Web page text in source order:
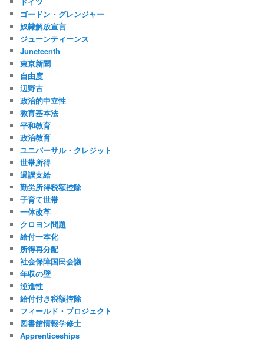
ゴードン・グレンジャー
奴隷解放宣言
ジューンティーンス
Juneteenth
東京新聞
自由度
辺野古
政治的中立性
教育基本法
平和教育
政治教育
ユニバーサル・クレジット
世帯所得
過誤支給
勤労所得税額控除
子育て世帯
一体改革
クロヨン問題
給付一本化
所得再分配
社会保障国民会議
年収の壁
逆進性
給付付き税額控除
フィールド・プロジェクト
図書館情報学修士
Apprenticeships